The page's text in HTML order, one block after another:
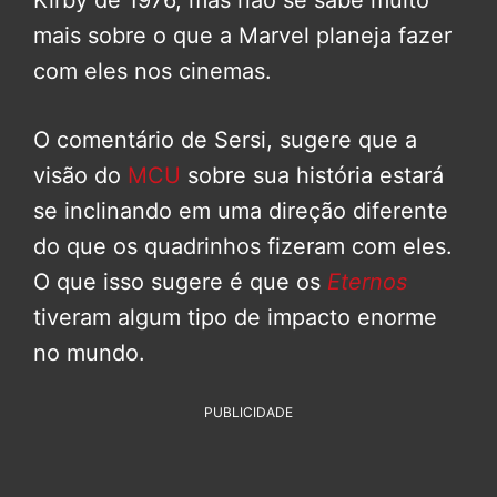
mais sobre o que a Marvel planeja fazer
com eles nos cinemas.
O comentário de Sersi, sugere que a
visão do MCU sobre sua história estará
se inclinando em uma direção diferente
do que os quadrinhos fizeram com eles.
O que isso sugere é que os Eternos
tiveram algum tipo de impacto enorme
no mundo.
PUBLICIDADE